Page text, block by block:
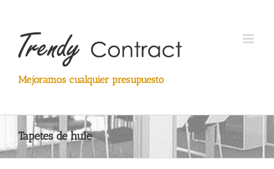
Mejoramos cualquier presupuesto
Tapetes de hule